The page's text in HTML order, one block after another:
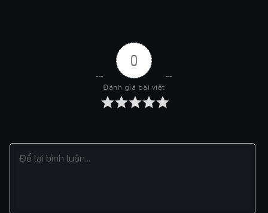
0
Đánh giá bài viết